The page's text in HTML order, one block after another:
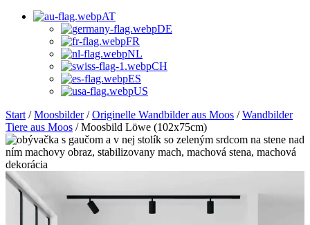
AT
DE
FR
NL
CH
ES
US
Start /Moosbilder/Originelle Wandbilder aus Moos /Wandbilder
Tiere aus Moos / Moosbild Löwe (102x75cm)